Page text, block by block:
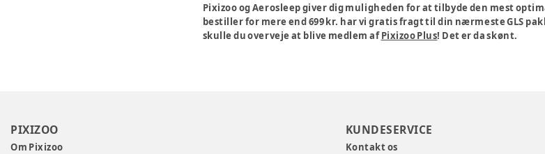
Pixizoo og Aerosleep giver dig muligheden for at tilbyde den mest
bestiller for mere end 699 kr. har vi gratis fragt til din nærmeste GLS
skulle du overveje at blive medlem afPixizoo Plus! Det er da skønt.
PIXIZOO
Om Pixizoo
KUNDESERVICE
Kontakt os